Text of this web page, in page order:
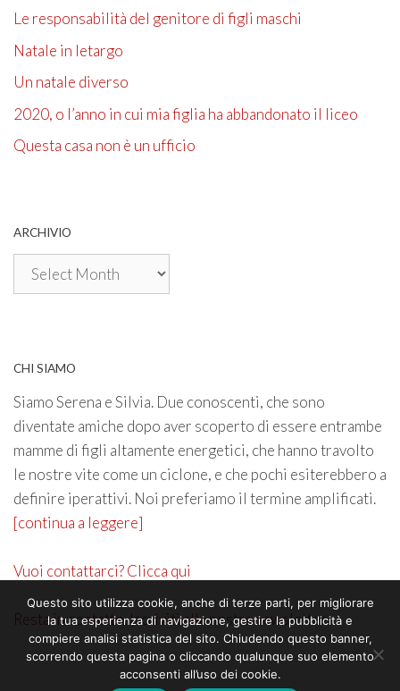
Le responsabilità del genitore di figli maschi
Natale in letargo
Un natale diverso
2020, o l’anno in cui mia figlia ha abbandonato il liceo
Questa casa non è un ufficio
ARCHIVIO
Archivio
CHI SIAMO
Siamo Serena e Silvia. Due conoscenti, che sono
diventate amiche dopo aver scoperto di essere entrambe
mamme di figli altamente energetici, che hanno travolto
le nostre vite come un ciclone, e che pochi esiterebbero a
definire iperattivi. Noi preferiamo il termine amplificati.
[continua a leggere]
Vuoi contattarci? Clicca qui
Resta in contatto. Iscriviti alla nostra newsletter
Questo sito utilizza cookie, anche di terze parti, per migliorare
la tua esperienza di navigazione, gestire la pubblicità e
compiere analisi statistica del sito. Chiudendo questo banner,
scorrendo questa pagina o cliccando qualunque suo elemento
acconsenti all’uso dei cookie.